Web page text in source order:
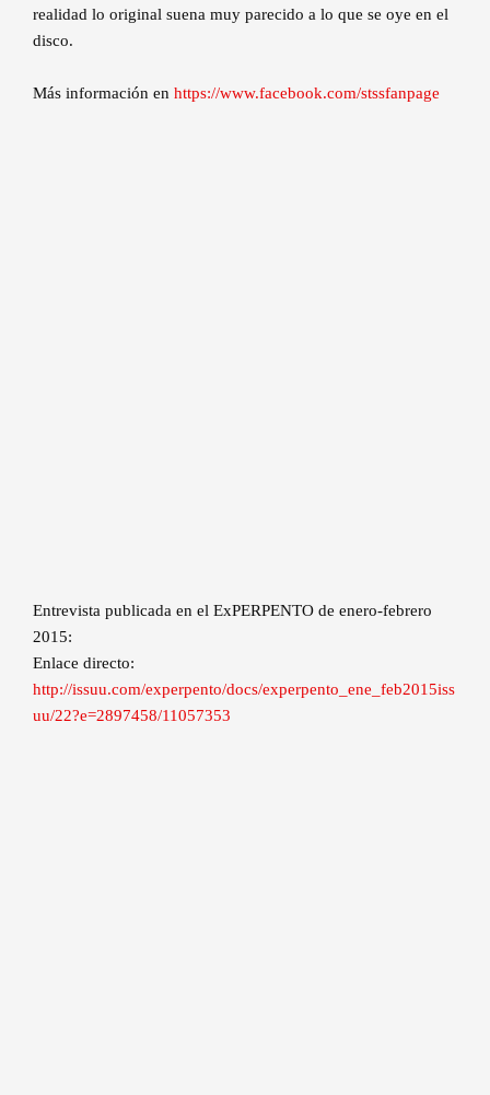
realidad lo original suena muy parecido a lo que se oye en el
disco.
Más información en https://www.facebook.com/stssfanpage
Entrevista publicada en el ExPERPENTO de enero-febrero
2015:
Enlace directo:
http://issuu.com/experpento/docs/experpento_ene_feb2015iss
uu/22?e=2897458/11057353